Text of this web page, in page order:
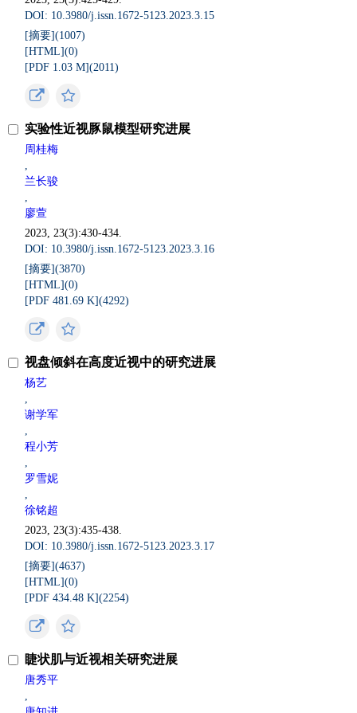
DOI: 10.3980/j.issn.1672-5123.2023.3.15
[摘要](1007)
[HTML](0)
[PDF 1.03 M](2011)
实验性近视豚鼠模型研究进展
周桂梅
,
兰长骏
,
廖萱
2023, 23(3):430-434.
DOI: 10.3980/j.issn.1672-5123.2023.3.16
[摘要](3870)
[HTML](0)
[PDF 481.69 K](4292)
视盘倾斜在高度近视中的研究进展
杨艺
,
谢学军
,
程小芳
,
罗雪妮
,
徐铭超
2023, 23(3):435-438.
DOI: 10.3980/j.issn.1672-5123.2023.3.17
[摘要](4637)
[HTML](0)
[PDF 434.48 K](2254)
睫状肌与近视相关研究进展
唐秀平
,